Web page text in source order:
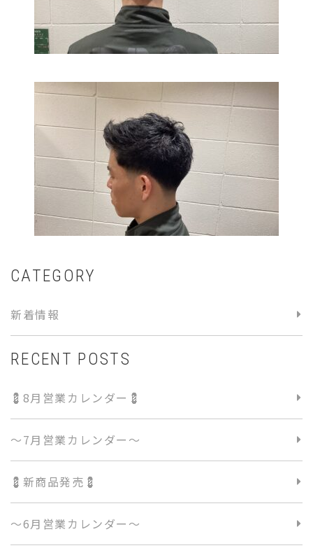
CATEGORY
新着情報
RECENT POSTS
💈8月営業カレンダー💈
〜7月営業カレンダー〜
💈新商品発売💈
〜6月営業カレンダー〜